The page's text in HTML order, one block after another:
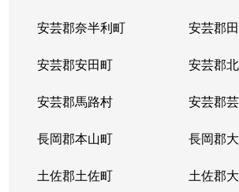
安芸郡奈半利町 安芸郡
安芸郡安田町 安芸郡
安芸郡馬路村 安芸郡
長岡郡本山町 長岡郡
土佐郡土佐町 土佐郡